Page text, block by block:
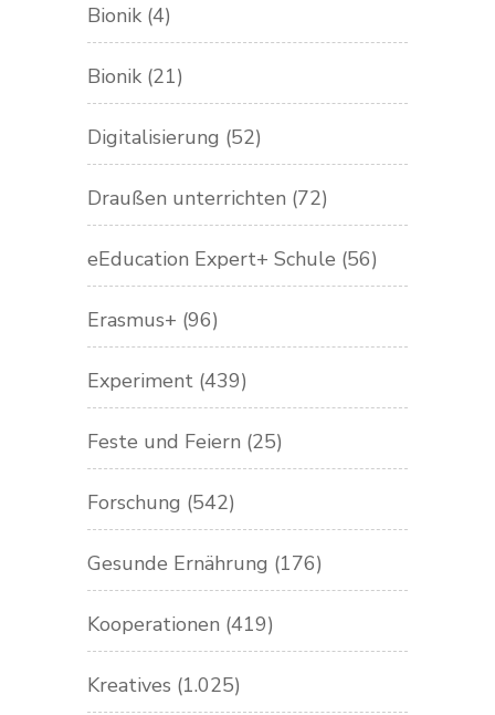
Bionik (4)
Bionik (21)
Digitalisierung (52)
Draußen unterrichten (72)
eEducation Expert+ Schule (56)
Erasmus+ (96)
Experiment (439)
Feste und Feiern (25)
Forschung (542)
Gesunde Ernährung (176)
Kooperationen (419)
Kreatives (1.025)